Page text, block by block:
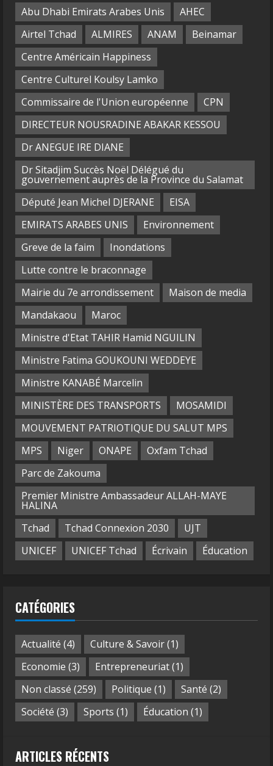
Abu Dhabi Emirats Arabes Unis
AHEC
Airtel Tchad
ALMIRES ANAM
Beinamar
Centre Américain Happiness
Centre Culturel Koulsy Lamko
Commissaire de l'Union européenne
CPN
DIRECTEUR NOUSRADINE ABAKAR KESSOU
Dr ANEGUE IRE DIANE
Dr Sitadjim Succès Noël Délégué du
gouvernement auprès de la Province du Salamat
Député Jean Michel DJERANE
EISA
EMIRATS ARABES UNIS
Environnement
Greve de la faim
Inondations
Lutte contre le braconnage
Mairie du 7e arrondissement
Maison de media
Mandakaou
Maroc
Ministre d'Etat TAHIR Hamid NGUILIN
Ministre Fatima GOUKOUNI WEDDEYE
Ministre KANABÉ Marcelin
MINISTÈRE DES TRANSPORTS
MOSAMIDI
MOUVEMENT PATRIOTIQUE DU SALUT MPS
MPS
Niger ONAPE
Oxfam Tchad
Parc de Zakouma
Premier Ministre Ambassadeur ALLAH-MAYE
HALINA
Tchad
Tchad Connexion 2030
UJT
UNICEF
UNICEF Tchad Écrivain Éducation
CATÉGORIES
Actualité (4) Culture & Savoir(1)
Economie (3) Entrepreneuriat(1)
Non classé (259) Politique (1) Santé (2)
Société (3) Sports (1) Éducation (1)
ARTICLES RÉCENTS